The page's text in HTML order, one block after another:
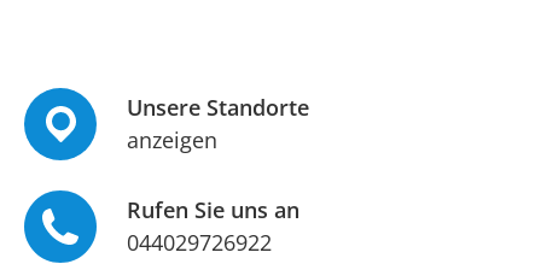
Unsere Standorte
anzeigen
Rufen Sie uns an
044029726922